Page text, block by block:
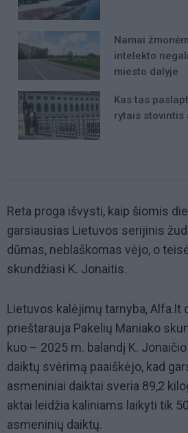
Namai
intelekto
miesto dalyje
Kas tas
rytais stovintis
Reta proga išvysti, kaip šiomis
garsiausias Lietuvos serijinis
dūmas, neblaškomas vėjo, o
skundžiasi K. Jonaitis.
Lietuvos kalėjimų tarnyba, Alfa.lt
prieštarauja Pakelių Maniako
kuo – 2025 m. balandį K.
daiktų svėrimą paaiškėjo, kad
asmeniniai daiktai sveria 89,2
aktai leidžia kaliniams laikyti tik
asmeninių daiktų.